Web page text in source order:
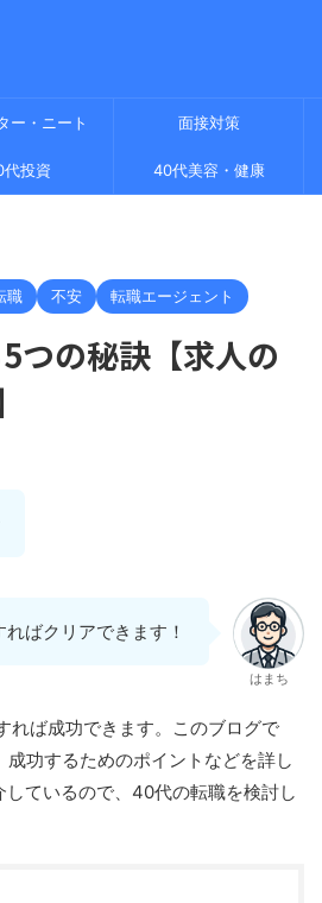
ー・ニート 面接対策
代投資 40代美容・健康
職 不安 転職エージェント
つの秘訣【求人の
ばクリアできます！
はまち
れば成功できます。このブログで
功するためのポイントなどを詳し
ているので、40代の転職を検討し